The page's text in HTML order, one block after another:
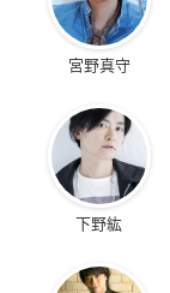
宮野真守
下野紘